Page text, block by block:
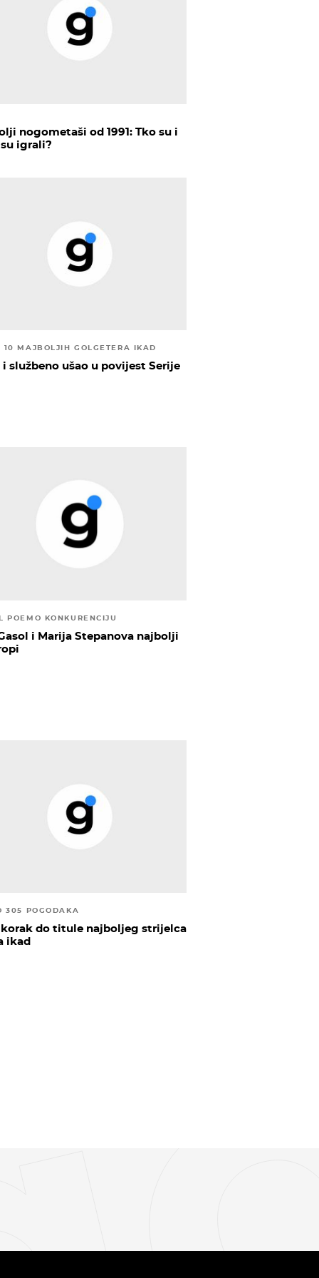
nogometaši od 1991: Tko su i
igrali?
10 MAJBOLJIH GOLGETERA IKAD
službeno ušao u povijest Serije
POEMO KONKURENCIJU
i Marija Stepanova najbolji
305 POGODAKA
korak do titule najboljeg strijelca
ikad